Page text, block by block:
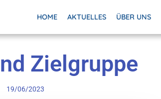
HOME AKTUELLES ÜBER UNS
Zielgruppe
19/06/2023